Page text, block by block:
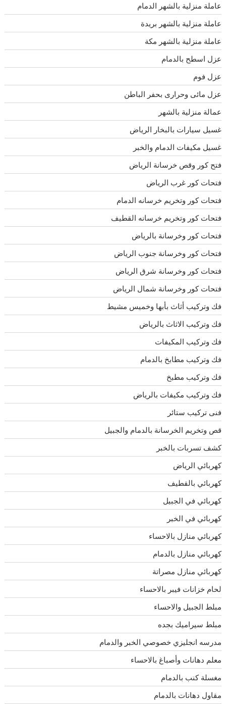
عاملة منزلية بالشهر الدمام
عاملة منزلية بالشهر بريدة
عاملة منزلية بالشهر مكة
عزل اسطح بالدمام
عزل فوم
عزل مائى وحرارى بحفر الباطن
عمالة منزلية بالشهر
غسيل سيارات بالبخار الرياض
غسيل مكيفات الدمام والخبر
فتح كور وقص خرسانة الرياض
فتحات كور غرب الرياض
فتحات كور وتخريم خرسانه الدمام
فتحات كور وتخريم خرسانه القطيف
فتحات كور وخرسانة بالرياض
فتحات كور وخرسانة جنوب الرياض
فتحات كور وخرسانة شرق الرياض
فتحات كور وخرسانة شمال الرياض
فك وتركيب أثاث بأبها وخميس مشيط
فك وتركيب الاثاث بالرياض
فك وتركيب المكيفات
فك وتركيب مطابخ بالدمام
فك وتركيب مطبخ
فك وتركيب مكيفات بالرياض
فنى تركيب ستائر
قص وتخريم الخرسانة بالدمام والجبيل
كشف تسربات بالخبر
كهربائي الرياض
كهربائي بالقطيف
كهربائي في الجبيل
كهربائي في الخبر
كهربائي منازل بالاحساء
كهربائي منازل بالدمام
كهربائي منازل مصراتة
لحام خزانات فيبر بالاحساء
مبلط الجبيل والاحساء
مبلط سيراميك بجده
مدرسه انجليزي خصوصي الخبر والدمام
معلم دهانات وأصباغ بالاحساء
مغسلة كنب بالدمام
مقاول دهانات بالدمام